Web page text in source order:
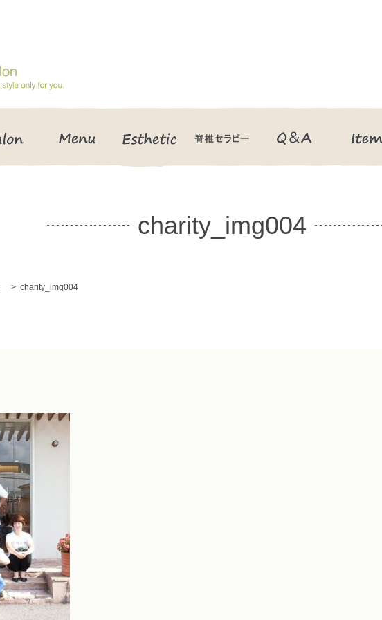
Salon Menu Esthetic 脊椎セラピー Q＆A
charity_img004
charity_img004